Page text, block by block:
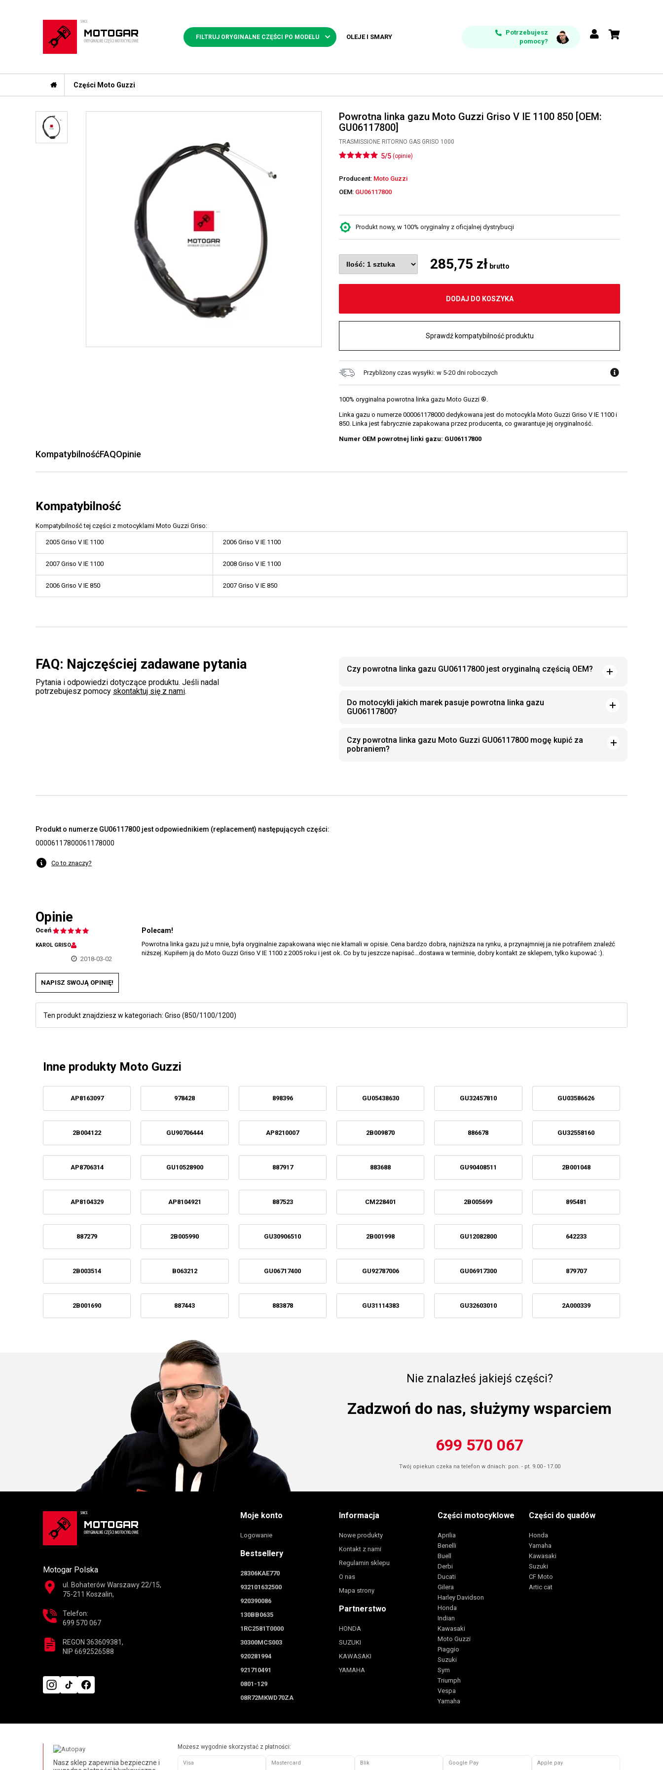
FILTRUJ ORYGINALNE CZĘŚCI PO MODELU OLEJE I SMARY
Potrzebujesz
pomocy?
Części Moto Guzzi
Powrotna linka gazu Moto Guzzi Griso V IE 1100 850 [OEM:
GU06117800]
TRASMISSIONE RITORNO GAS GRISO 1000
5/5 (opinie)
Producent: Moto Guzzi
OEM: GU06117800
Produkt nowy, w 100% oryginalny z oficjalnej dystrybucji
285,75 zł brutto
DODAJ DO KOSZYKA
Sprawdź kompatybilność produktu
Przybliżony czas wysyłki: w 5-20 dni roboczych
100% oryginalna powrotna linka gazu Moto Guzzi ®.
Linka gazu o numerze 000061178000 dedykowana jest do motocykla Moto Guzzi Griso V IE 1100 i
850. Linka jest fabrycznie zapakowana przez producenta, co gwarantuje jej oryginalność.
Numer OEM powrotnej linki gazu: GU06117800
KompatybilnośćFAQOpinie
Kompatybilność
Kompatybilność tej części z motocyklami Moto Guzzi Griso:
2005 Griso V IE 1100 2006 Griso V IE 1100
2007 Griso V IE 1100 2008 Griso V IE 1100
2006 Griso V IE 850 2007 Griso V IE 850
FAQ: Najczęściej zadawane pytania
Pytania i odpowiedzi dotyczące produktu. Jeśli nadal
potrzebujesz pomocy skontaktuj się z nami.
Czy powrotna linka gazu GU06117800 jest oryginalną częścią OEM?
Do motocykli jakich marek pasuje powrotna linka gazu
GU06117800?
Czy powrotna linka gazu Moto Guzzi GU06117800 mogę kupić za
pobraniem?
Produkt o numerze GU06117800 jest odpowiednikiem (replacement) następujących części:
00006117800061178000
Co to znaczy?
Opinie
Oceń
KAROL GRISO
2018-03-02
Polecam!
Powrotna linka gazu już u mnie, była oryginalnie zapakowana więc nie kłamali w opisie. Cena bardzo dobra, najniższa na rynku, a przynajmniej ja nie potrafiłem znaleźć
niższej. Kupiłem ją do Moto Guzzi Griso V IE 1100 z 2005 roku i jest ok. Co by tu jeszcze napisać...dostawa w terminie, dobry kontakt ze sklepem, tylko kupować :).
NAPISZ SWOJĄ OPINIĘ!
Ten produkt znajdziesz w kategoriach: Griso (850/1100/1200)
Inne produkty Moto Guzzi
AP8163097 978428 898396 GU05438630 GU32457810 GU03586626
2B004122 GU90706444 AP8210007 2B009870 886678 GU32558160
AP8706314 GU10528900 887917 883688 GU90408511 2B001048
AP8104329 AP8104921 887523 CM228401 2B005699 895481
887279 2B005990 GU30906510 2B001998 GU12082800 642233
2B003514 B063212 GU06717400 GU92787006 GU06917300 879707
2B001690 887443 883878 GU31114383 GU32603010 2A000339
Nie znalazłeś jakiejś części?
Zadzwoń do nas, służymy wsparciem
699 570 067
Twój opiekun czeka na telefon w dniach: pon. - pt. 9.00 - 17.00
Motogar Polska
ul. Bohaterów Warszawy 22/15,
75-211 Koszalin,
Telefon:
699 570 067
REGON 363609381,
NIP 6692526588
Moje konto
Logowanie
Bestsellery
28306KAE770
932101632500
920390086
130BB0635
1RC2581T0000
30300MCS003
920281994
921710491
0801-129
08R72MKWD70ZA
Informacja
Nowe produkty
Kontakt z nami
Regulamin sklepu
O nas
Mapa strony
Partnerstwo
HONDA
SUZUKI
KAWASAKI
YAMAHA
Części motocyklowe
Aprilia
Benelli
Buell
Derbi
Ducati
Gilera
Harley Davidson
Honda
Indian
Kawasaki
Moto Guzzi
Piaggio
Suzuki
Sym
Triumph
Vespa
Yamaha
Części do quadów
Honda
Yamaha
Kawasaki
Suzuki
CF Moto
Artic cat
Nasz sklep zapewnia bezpieczne i
Możesz wygodnie skorzystać z płatności:
Visa Mastercard Blik Google Pay Apple pay